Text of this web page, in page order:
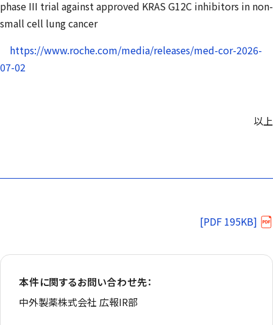
phase III trial against approved KRAS G12C inhibitors in non-
small cell lung cancer
https://www.roche.com/media/releases/med-cor-2026-
07-02
以上
[PDF 195KB]
本件に関するお問い合わせ先：
中外製薬株式会社 広報IR部